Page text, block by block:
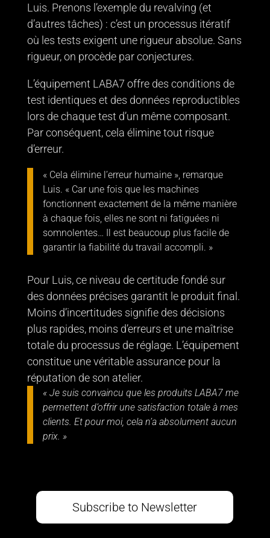
Luis. Prenons l’exemple du revalving (et
d’autres tâches) : c’est un processus itératif
où les tests exigent une rigueur absolue. Sans
rigueur, on procède par conjectures.
L’équipement LABA7 offre des conditions de
test identiques et des données reproductibles
lors de chaque test d’un même composant.
Par conséquent, cela élimine tout risque
d’erreur.
« Cela élimine l’erreur humaine », remarque
Luis. « Car une fois que les machines
fonctionnent exactement de la même manière
à chaque fois, elles ne sont ni fatiguées ni
somnolentes… Il est beaucoup plus facile de
garantir la fiabilité du travail accompli. »
Pour Luis, ce niveau de certitude fondé sur
des données précises garantit le produit final.
Moins d’incertitudes signifie des décisions
plus rapides, moins d’erreurs et une maîtrise
totale du processus de réglage. L’équipement
constitue une véritable assurance pour la
réputation de son atelier.
« Je suis convaincu que les produits LABA7 me
permettent d’offrir une satisfaction totale à mes
clients. Et pour moi, cela n’a absolument aucun
prix. »
Subscribe to Newsletter